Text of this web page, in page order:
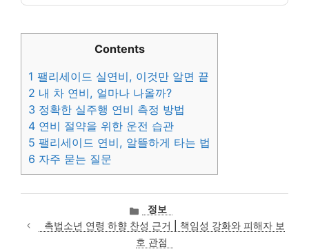
Contents
1 팰리세이드 실연비, 이것만 알면 끝
2 내 차 연비, 얼마나 나올까?
3 정확한 실주행 연비 측정 방법
4 연비 절약을 위한 운전 습관
5 팰리세이드 연비, 알뜰하게 타는 법
6 자주 묻는 질문
카
테
고
정보
촉법소년 연령 하향 찬성 근거 | 책임성 강화와 피해자 보
호 관점